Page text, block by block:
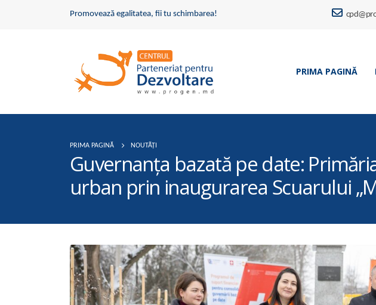
Promovează egalitatea, fii tu schimbarea!
PRIMA PAGINĂ
PRIMA PAGINĂ NOUTĂȚI
Guvernanța bazată pe date:
urban prin inaugurarea Scuarului